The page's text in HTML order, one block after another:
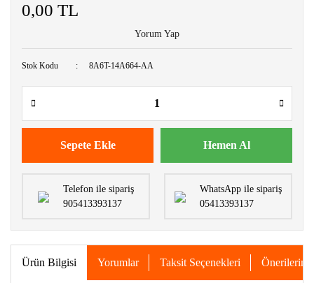
0,00 TL
Yorum Yap
Stok Kodu 8A6T-14A664-AA
Sepete Ekle Hemen Al
Telefon ile sipariş
905413393137
WhatsApp ile sipariş
05413393137
Ürün Bilgisi Yorumlar Taksit Seçenekleri Önerileriniz